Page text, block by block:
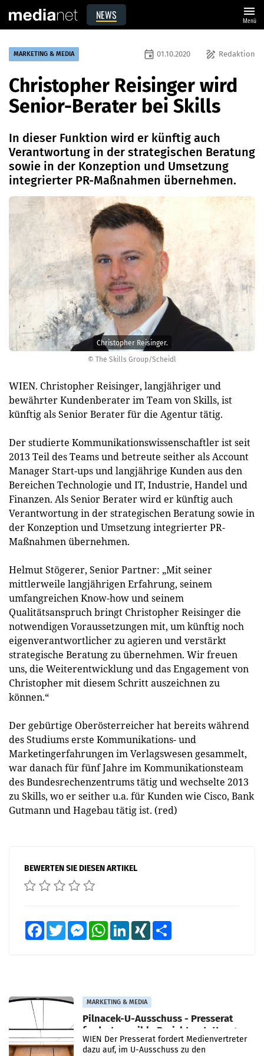
NEWS menu
Menü
© The Skills Group/Scheidl
Christopher Reisinger.
MARKETING & MEDIA draw Redaktion
event 01.10.2020
Christopher Reisinger wird
Senior-Berater bei Skills
In dieser Funktion wird er künftig auch
Verantwortung in der strategischen Beratung
sowie in der Konzeption und Umsetzung
integrierter PR-Maßnahmen übernehmen.
WIEN. Christopher Reisinger, langjähriger und
bewährter Kundenberater im Team von Skills, ist
künftig als Senior Berater für die Agentur tätig.
Der studierte Kommunikationswissenschaftler ist seit
2013 Teil des Teams und betreute seither als Account
Manager Start-ups und langjährige Kunden aus den
Bereichen Technologie und IT, Industrie, Handel und
Finanzen. Als Senior Berater wird er künftig auch
Verantwortung in der strategischen Beratung sowie in
der Konzeption und Umsetzung integrierter PR-
Maßnahmen übernehmen.
Helmut Stögerer, Senior Partner: „Mit seiner
mittlerweile langjährigen Erfahrung, seinem
umfangreichen Know-how und seinem
Qualitätsanspruch bringt Christopher Reisinger die
notwendigen Voraussetzungen mit, um künftig noch
eigenverantwortlicher zu agieren und verstärkt
strategische Beratung zu übernehmen. Wir freuen
uns, die Weiterentwicklung und das Engagement von
Christopher mit diesem Schritt auszeichnen zu
können.“
Der gebürtige Oberösterreicher hat bereits während
des Studiums erste Kommunikations- und
Marketingerfahrungen im Verlagswesen gesammelt,
war danach für fünf Jahre im Kommunikationsteam
des Bundesrechenzentrums tätig und wechselte 2013
zu Skills, wo er seither u.a. für Kunden wie Cisco, Bank
Gutmann und Hagebau tätig ist. (red)
BEWERTEN SIE DIESEN ARTIKEL
FacebookTwitter MessengerWhatsAppLinkedInXING
MARKETING & MEDIA
Pilnacek-U-Ausschuss - Presserat
fordert sensible Berichterstattung
WIEN Der Presserat fordert Medienvertreter
dazu auf, im U-Ausschuss zu den